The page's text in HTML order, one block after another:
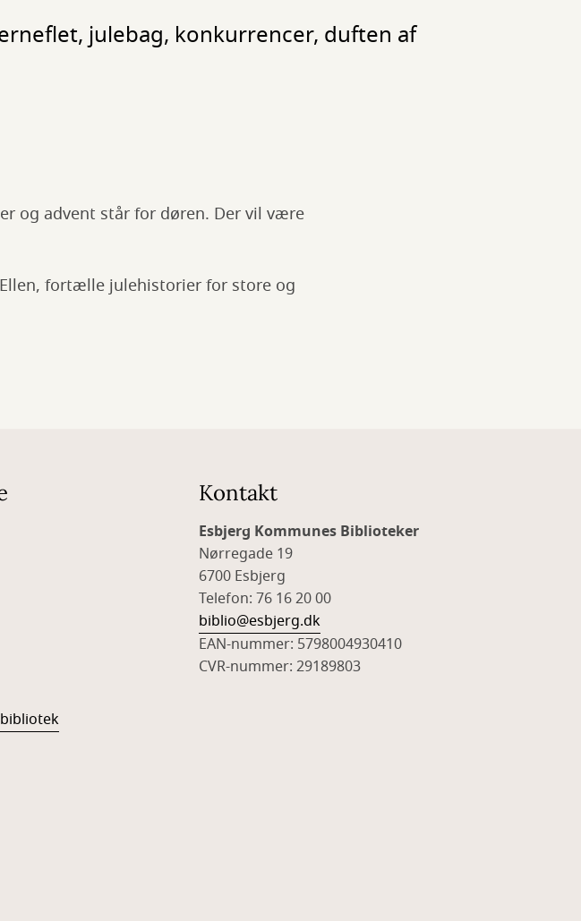
julebag, konkurrencer, duften af
og advent står for døren. Der vil være
fortælle julehistorier for store og
Kontakt
Esbjerg Kommunes Biblioteker
Nørregade 19
6700 Esbjerg
Telefon: 76 16 20 00
biblio@esbjerg.dk
EAN-nummer: 5798004930410
CVR-nummer: 29189803